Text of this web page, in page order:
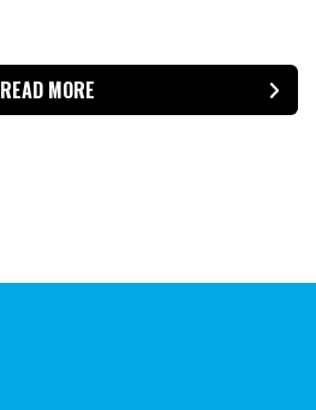
READ MORE